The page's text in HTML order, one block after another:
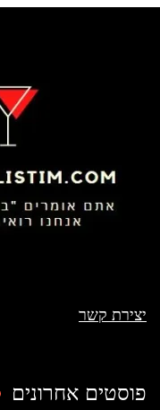
יצירת קשר
פוסטים אחרונים